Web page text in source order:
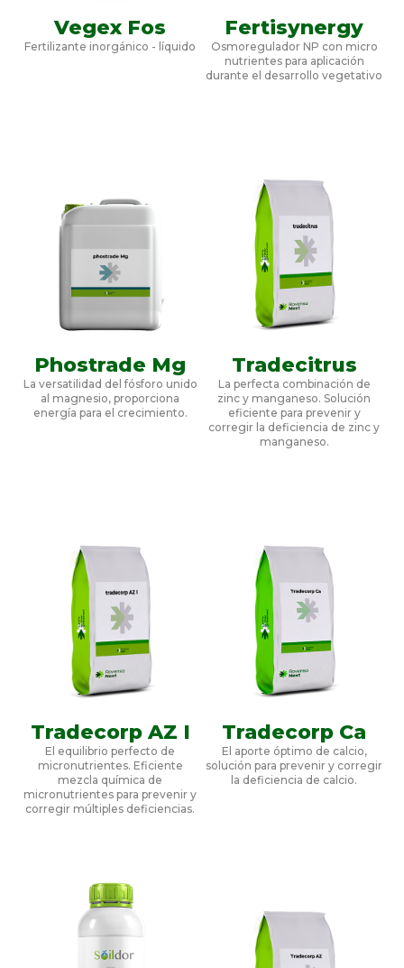
Vegex Fos
Fertilizante inorgánico - líquido
Fertisynergy
Osmoregulador NP con micro
nutrientes para aplicación
durante el desarrollo vegetativo
Phostrade Mg
La versatilidad del fósforo unido
al magnesio, proporciona
energía para el crecimiento.
Tradecitrus
La perfecta combinación de
zinc y manganeso. Solución
eficiente para prevenir y
corregir la deficiencia de zinc y
manganeso.
Tradecorp AZ I
El equilibrio perfecto de
micronutrientes. Eficiente
mezcla química de
micronutrientes para prevenir y
corregir múltiples deficiencias.
Tradecorp Ca
El aporte óptimo de calcio,
solución para prevenir y corregir
la deficiencia de calcio.